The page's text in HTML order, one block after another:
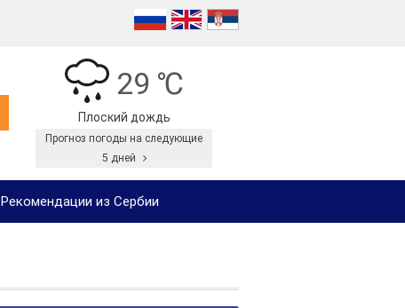
29 ℃
Плоский дождь
Прогноз погоды на следующие
5 дней
Рекомендации из Сербии